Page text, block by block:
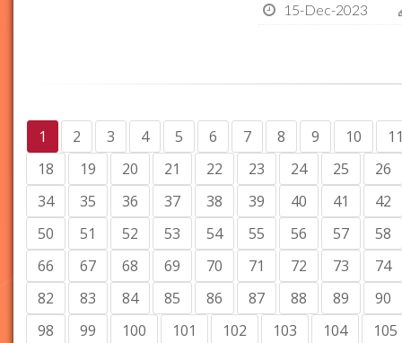
15-Dec-2023
1 2 3 4 5 6 7 8 9 10
18
19 20 21 22 23 24 25
26
34
35 36 37 38 39 40 41
42
50
51 52 53 54 55 56 57
58
66
67 68 69 70 71 72 73
74
82
83 84 85 86 87 88 89
90
98
99 100 101 102 103 104
105